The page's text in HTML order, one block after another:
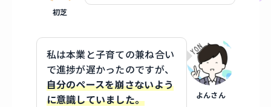
初芝
よんさん
私は本業と子育ての兼ね合い
で進捗が遅かったのですが、
自分のペースを崩さないよう
に意識していました。